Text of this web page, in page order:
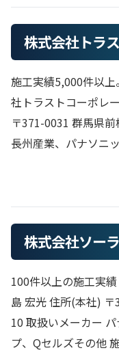
株式会社トラ
施工実績5,000件以
社トラストコーポレ
〒371-0031 群馬県
長州産業、パナソニ
株式会社ソー
100件以上の施工実
島 宏光 住所(本社)
10 取扱いメーカー
プ、Qセルズその他